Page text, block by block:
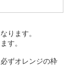
ります。
す。
ずオレンジの枠